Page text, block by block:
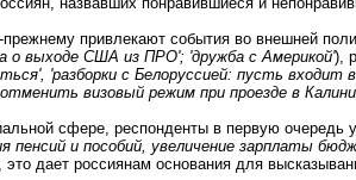
привлекают события во внешней
о выходе США из ПРО'; 'дружба с Америкой'),
'разборки с Белоруссией: пусть
визовый режим при проезде в
сфере, респонденты в первую
пенсий и пособий, увеличение зарплаты
дает россиянам основания для